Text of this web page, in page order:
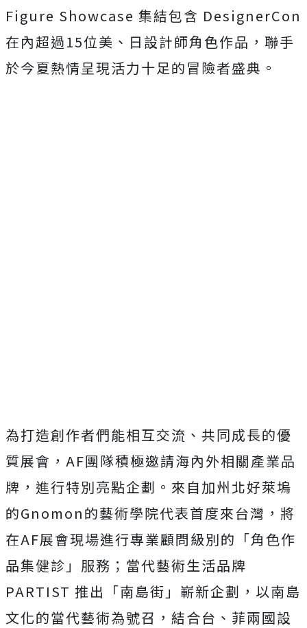
Figure Showcase 集結包含 DesignerCon
在內超過15位美、日設計師角色作品， 聯手
於今夏熱情呈現活力十足的冒險者盛典。
為打造創作者們能相互交流、共同成長的優
質展會， AF團隊積極邀請海內外相關產業品
牌，進行特別亮點企劃。 來自加州北好萊塢
的Gnomon的藝術學院代表首度來台灣， 將
在AF展會現場進行專業顧問級別的「角色作
品集健診」服務；當代藝術生活品牌
PARTIST 推出「南島街」嶄新企劃，以南島
文化的當代藝術為號召，結合台、 菲兩國設